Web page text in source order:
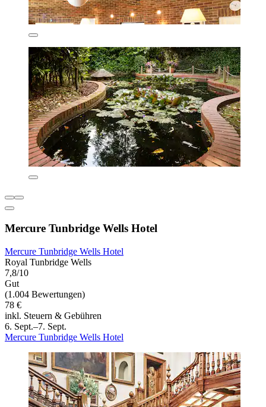
Mercure Tunbridge Wells Hotel
Mercure Tunbridge Wells Hotel
Royal Tunbridge Wells
7,8/10
Gut
(1.004 Bewertungen)
78 €
inkl. Steuern & Gebühren
6. Sept.–7. Sept.
Mercure Tunbridge Wells Hotel